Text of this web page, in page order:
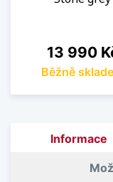
Cena
13 990
Běžně
Informace